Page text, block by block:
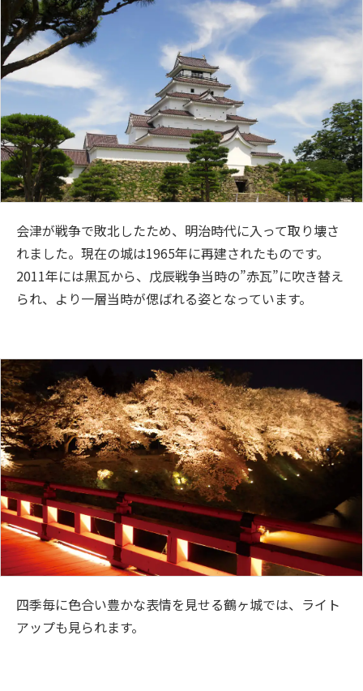
会津が戦争で敗北したため、明治時代に入って取り壊さ
れました。現在の城は1965年に再建されたものです。
2011年には黒瓦から、戊辰戦争当時の”赤瓦”に吹き替え
られ、より一層当時が偲ばれる姿となっています。
四季毎に色合い豊かな表情を見せる鶴ヶ城では、ライト
アップも見られます。